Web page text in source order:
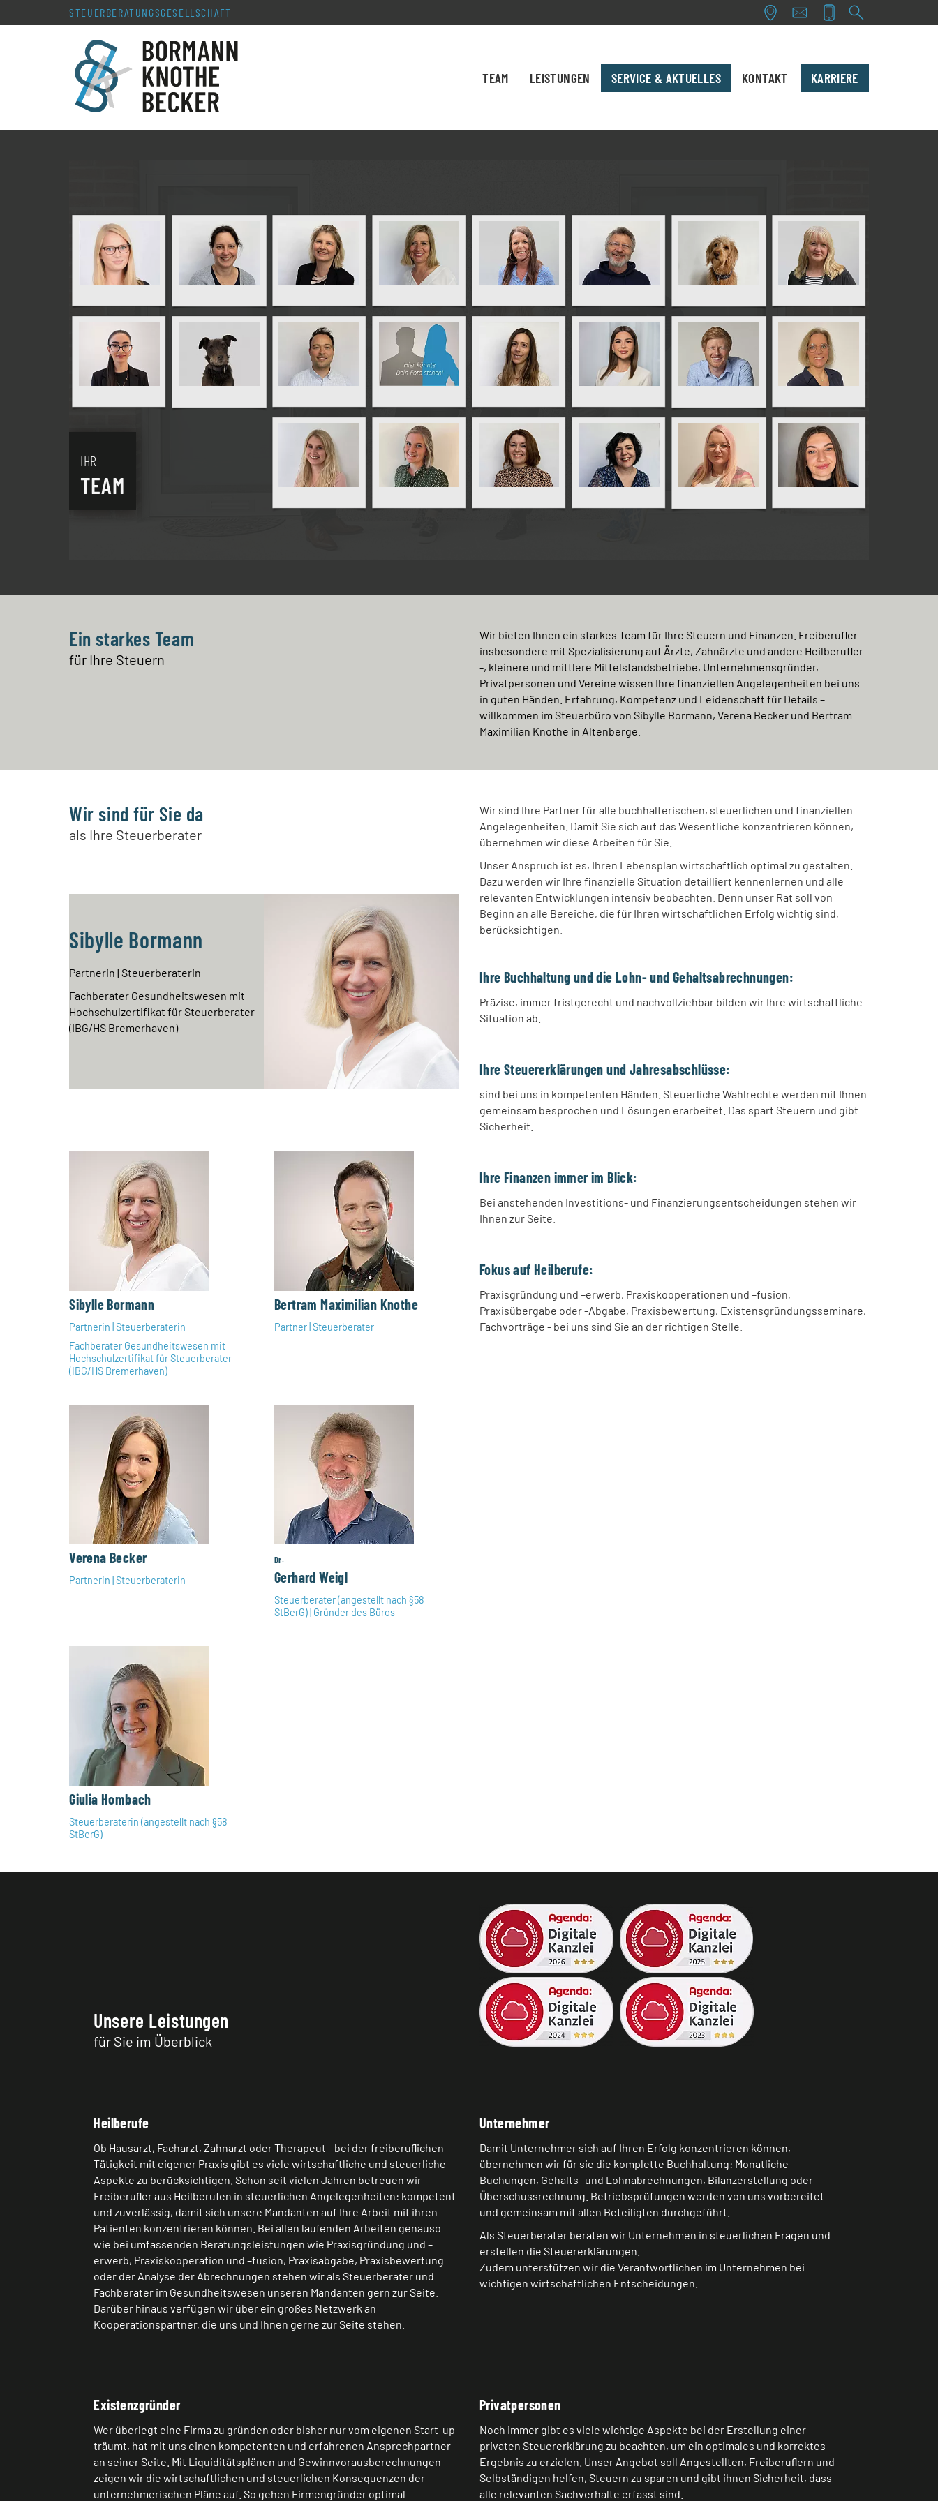
STEUERBERATUNGS­GESELLSCHAFT
TEAM LEISTUNGEN SERVICE & AKTUELLES
Steuern im Blick
KONTAKT KARRIERE
Auszubildende:r - Steuerfach­angestellte:r
Buchhalter:in mit Schwerpunkt: Heilberufe
IHR
TEAM
Ein starkes Team
für Ihre Steuern
Wir bieten Ihnen ein starkes Team für Ihre Steuern und Finanzen. Freiberufler -
insbesondere mit Spezialisierung auf Ärzte, Zahnärzte und andere Heilberufler
-, kleinere und mittlere Mittelstandsbetriebe, Unternehmensgründer,
Privatpersonen und Vereine wissen Ihre finanziellen Angelegenheiten bei uns
in guten Händen. Erfahrung, Kompetenz und Leidenschaft für Details –
willkommen im Steuerbüro von Sibylle Bormann, Verena Becker und Bertram
Maximilian Knothe in Altenberge.
Wir sind für Sie da
als Ihre Steuerberater
Sibylle Bormann
Partnerin | Steuerberaterin
Fachberater Gesundheitswesen mit
Hochschulzertifikat für Steuerberater
(IBG/HS Bremerhaven)
Sibylle Bormann
Partnerin | Steuerberaterin
Fachberater Gesundheitswesen mit
Hochschulzertifikat für Steuerberater
(IBG/HS Bremerhaven)
Bertram Maximilian Knothe
Partner | Steuerberater
Verena Becker
Partnerin | Steuerberaterin
Dr.
Gerhard Weigl
Steuerberater (angestellt nach §58
StBerG) | Gründer des Büros
Giulia Hombach
Steuerberaterin (angestellt nach §58
StBerG)
Wir sind Ihre Partner für alle buchhalterischen, steuerlichen und finanziellen
Angelegenheiten. Damit Sie sich auf das Wesentliche konzentrieren können,
übernehmen wir diese Arbeiten für Sie.
Unser Anspruch ist es, Ihren Lebensplan wirtschaftlich optimal zu gestalten.
Dazu werden wir Ihre finanzielle Situation detailliert kennenlernen und alle
relevanten Entwicklungen intensiv beobachten. Denn unser Rat soll von
Beginn an alle Bereiche, die für Ihren wirtschaftlichen Erfolg wichtig sind,
berücksichtigen.
Ihre Buchhaltung und die Lohn- und Gehaltsabrechnungen:
Präzise, immer fristgerecht und nachvollziehbar bilden wir Ihre wirtschaftliche
Situation ab.
Ihre Steuererklärungen und Jahresabschlüsse:
sind bei uns in kompetenten Händen. Steuerliche Wahlrechte werden mit Ihnen
gemeinsam besprochen und Lösungen erarbeitet. Das spart Steuern und gibt
Sicherheit.
Ihre Finanzen immer im Blick:
Bei anstehenden Investitions- und Finanzierungsentscheidungen stehen wir
Ihnen zur Seite.
Fokus auf Heilberufe:
Praxisgründung und –erwerb, Praxiskooperationen und –fusion,
Praxisübergabe oder -Abgabe, Praxisbewertung, Existensgründungsseminare,
Fachvorträge - bei uns sind Sie an der richtigen Stelle.
Unsere Leistungen
für Sie im Überblick
Heilberufe
Ob Hausarzt, Facharzt, Zahnarzt oder Therapeut - bei der freiberuﬂichen
Tätigkeit mit eigener Praxis gibt es viele wirtschaftliche und steuerliche
Aspekte zu berücksichtigen. Schon seit vielen Jahren betreuen wir
Freiberuﬂer aus Heilberufen in steuerlichen Angelegenheiten: kompetent
und zuverlässig, damit sich unsere Mandanten auf Ihre Arbeit mit ihren
Patienten konzentrieren können. Bei allen laufenden Arbeiten genauso
wie bei umfassenden Beratungsleistungen wie Praxisgründung und –
erwerb, Praxiskooperation und –fusion, Praxisabgabe, Praxisbewertung
oder der Analyse der Abrechnungen stehen wir als Steuerberater und
Fachberater im Gesundheitswesen unseren Mandanten gern zur Seite.
Darüber hinaus verfügen wir über ein großes Netzwerk an
Kooperationspartner, die uns und Ihnen gerne zur Seite stehen.
Unternehmer
Damit Unternehmer sich auf Ihren Erfolg konzentrieren können,
übernehmen wir für sie die komplette Buchhaltung: Monatliche
Buchungen, Gehalts- und Lohnabrechnungen, Bilanzerstellung oder
Überschussrechnung. Betriebsprüfungen werden von uns vorbereitet
und gemeinsam mit allen Beteiligten durchgeführt.
Als Steuerberater beraten wir Unternehmen in steuerlichen Fragen und
erstellen die Steuererklärungen.
Zudem unterstützen wir die Verantwortlichen im Unternehmen bei
wichtigen wirtschaftlichen Entscheidungen.
Existenzgründer
Wer überlegt eine Firma zu gründen oder bisher nur vom eigenen Start-up
träumt, hat mit uns einen kompetenten und erfahrenen Ansprechpartner
an seiner Seite. Mit Liquiditätsplänen und Gewinnvorausberechnungen
zeigen wir die wirtschaftlichen und steuerlichen Konsequenzen der
unternehmerischen Pläne auf. So gehen Firmengründer optimal
Privatpersonen
Noch immer gibt es viele wichtige Aspekte bei der Erstellung einer
privaten Steuererklärung zu beachten, um ein optimales und korrektes
Ergebnis zu erzielen. Unser Angebot soll Angestellten, Freiberuﬂern und
Selbständigen helfen, Steuern zu sparen und gibt ihnen Sicherheit, dass
alle relevanten Sachverhalte erfasst sind.